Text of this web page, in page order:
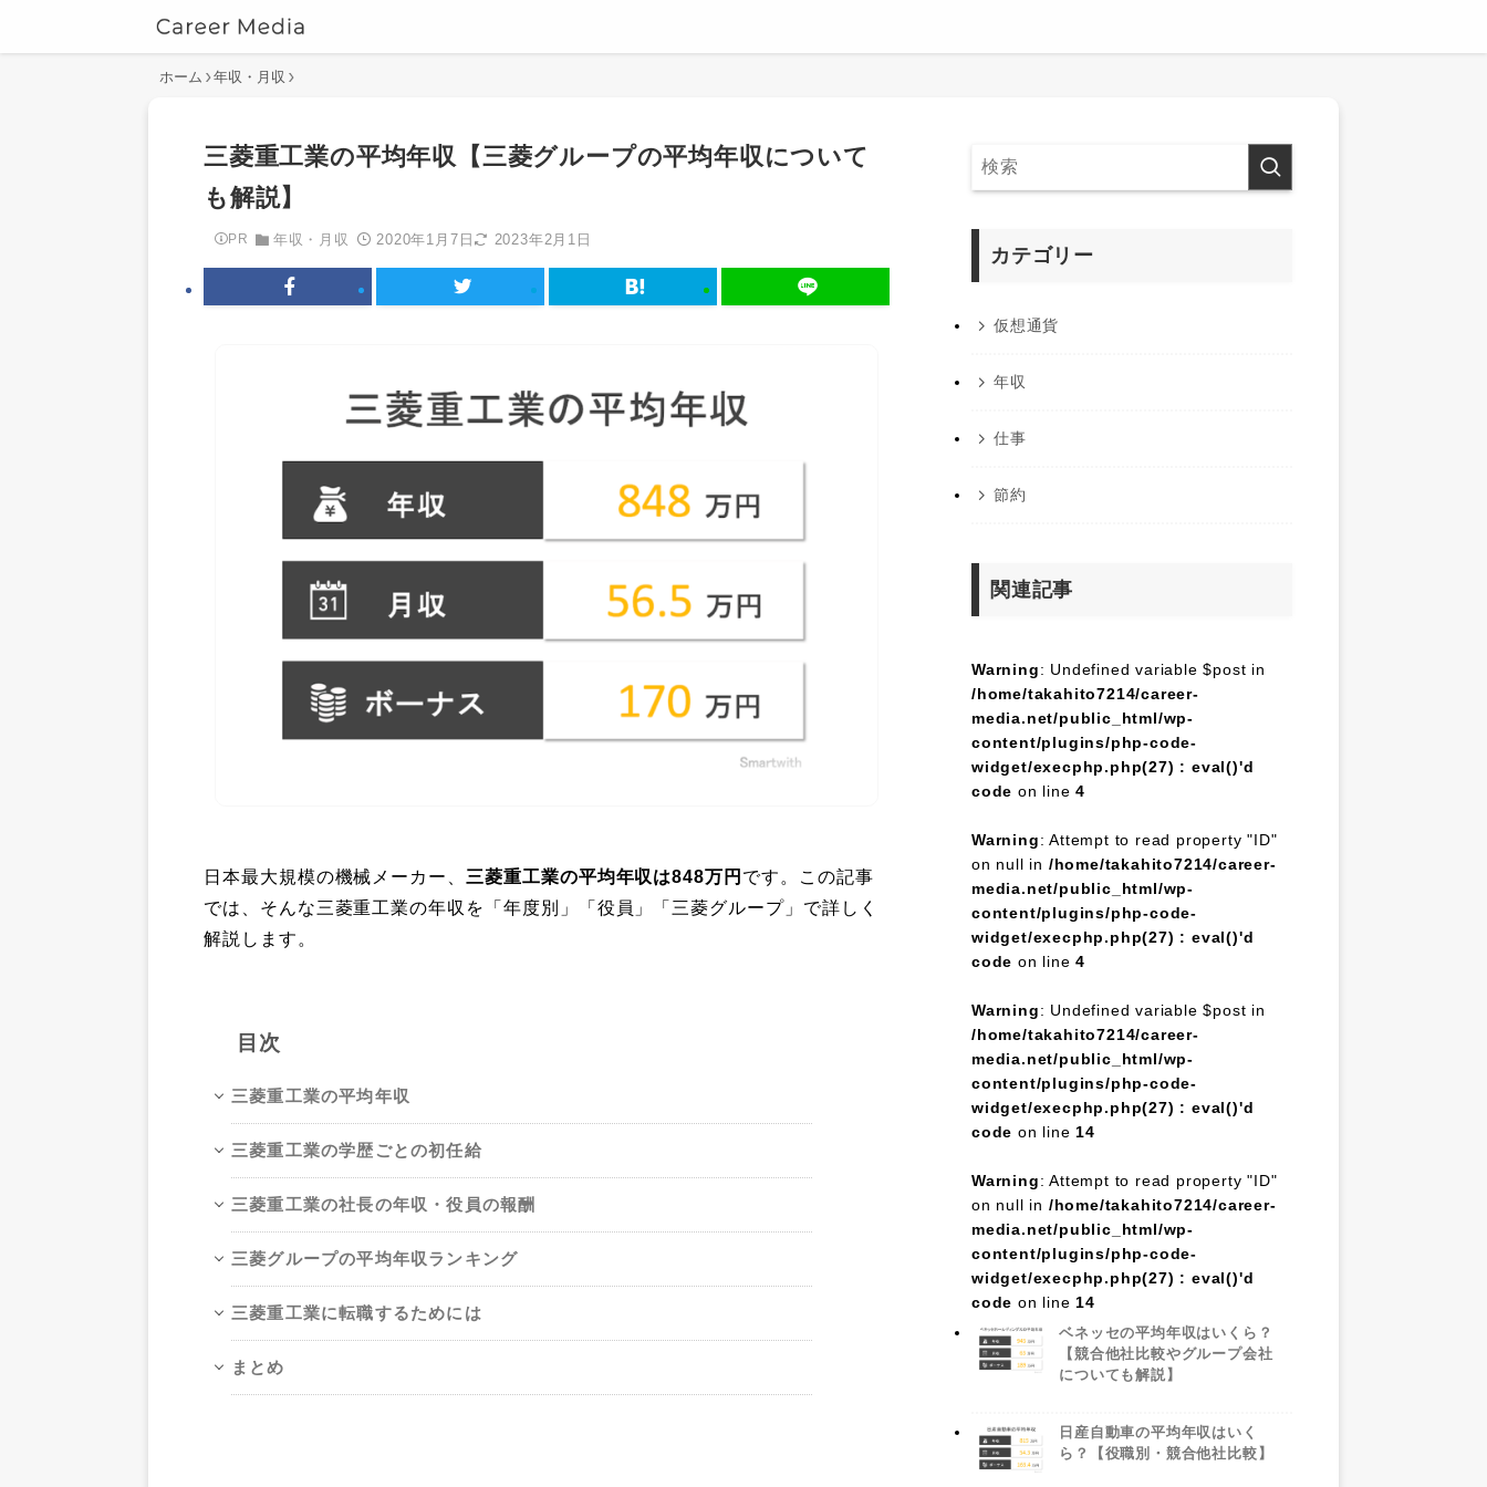
ホーム 年収・月収
三菱重工業の平均年収【三菱グループの平均年収について
も解説】
PR 年収・月収 2020年1月7日 2023年2月1日
日本最大規模の機械メーカー、三菱重工業の平均年収は848万円 です。この記事
では、そんな三菱重工業の年収を「年度別」「役員」「三菱グループ」で詳しく
解説します。
目次
三菱重工業の平均年収
三菱重工業の学歴ごとの初任給
三菱重工業の社長の年収・役員の報酬
三菱グループの平均年収ランキング
三菱重工業に転職するためには
まとめ
カテゴリー
仮想通貨
年収
仕事
節約
関連記事
Warning: Undefined variable $post in
/home/takahito7214/career-
media.net/public_html/wp-
content/plugins/php-code-
widget/execphp.php(27) : eval()'d
code on line4
Warning: Attempt to read property "ID"
on null in /home/takahito7214/career-
media.net/public_html/wp-
content/plugins/php-code-
widget/execphp.php(27) : eval()'d
code on line4
Warning: Undefined variable $post in
/home/takahito7214/career-
media.net/public_html/wp-
content/plugins/php-code-
widget/execphp.php(27) : eval()'d
code on line 14
Warning: Attempt to read property "ID"
on null in /home/takahito7214/career-
media.net/public_html/wp-
content/plugins/php-code-
widget/execphp.php(27) : eval()'d
code on line 14
ベネッセの平均年収はいくら？
【競合他社比較やグループ会社
についても解説】
日産自動車の平均年収はいく
ら？【役職別・競合他社比較】